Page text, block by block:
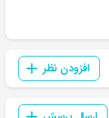
افزودن نظر